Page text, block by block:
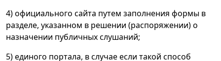
4) официального сайта путем заполнения формы в
разделе, указанном в решении (распоряжении) о
назначении публичных слушаний;
5) единого портала, в случае если такой способ